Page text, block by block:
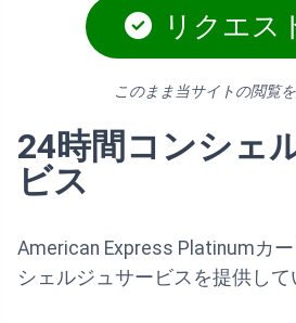
リクエス
このまま当サイトの閲覧を
24時間コンシェ
ビス
American Express Platinumカ
シェルジュサービスを提供して